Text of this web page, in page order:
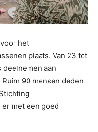
het
plaats. Van 23 tot
aan
90 mensen deden
er met een goed